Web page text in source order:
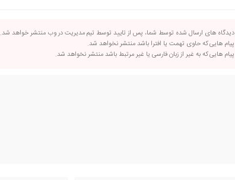
دیدگاه های ارسال شده توسط شما، پس از تایید توسط تیم مدیریت در وب منتشر خواهد شد.
پیام هایی که حاوی تهمت یا افترا باشد منتشر نخواهد شد.
پیام هایی که به غیر از زبان فارسی یا غیر مرتبط باشد منتشر نخواهد شد.